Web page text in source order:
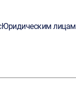
Юридическим лицам